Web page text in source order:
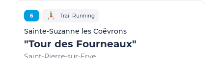
6 Trail Running
Sainte-Suzanne les Coëvrons
"Tour des Fourneaux"